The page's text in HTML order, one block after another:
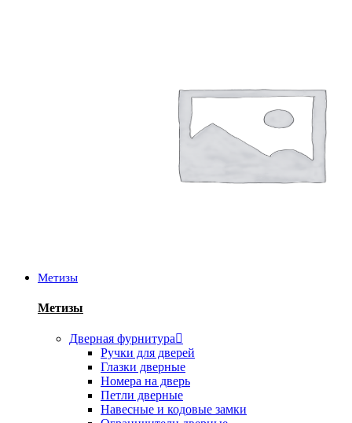
Метизы
Метизы
Дверная фурнитура
Ручки для дверей
Глазки дверные
Номера на дверь
Петли дверные
Навесные и кодовые замки